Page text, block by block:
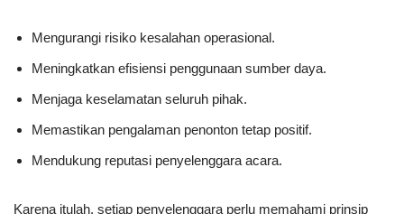
Mengurangi risiko kesalahan operasional.
Meningkatkan efisiensi penggunaan sumber daya.
Menjaga keselamatan seluruh pihak.
Memastikan pengalaman penonton tetap positif.
Mendukung reputasi penyelenggara acara.
Karena itulah, setiap penyelenggara perlu memahami prinsip